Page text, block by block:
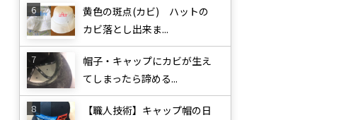
黄色の斑点(カビ) ハットの
カビ落とし出来ま...
帽子・キャップにカビが生え
てしまったら諦める...
【職人技術】キャップ帽の日